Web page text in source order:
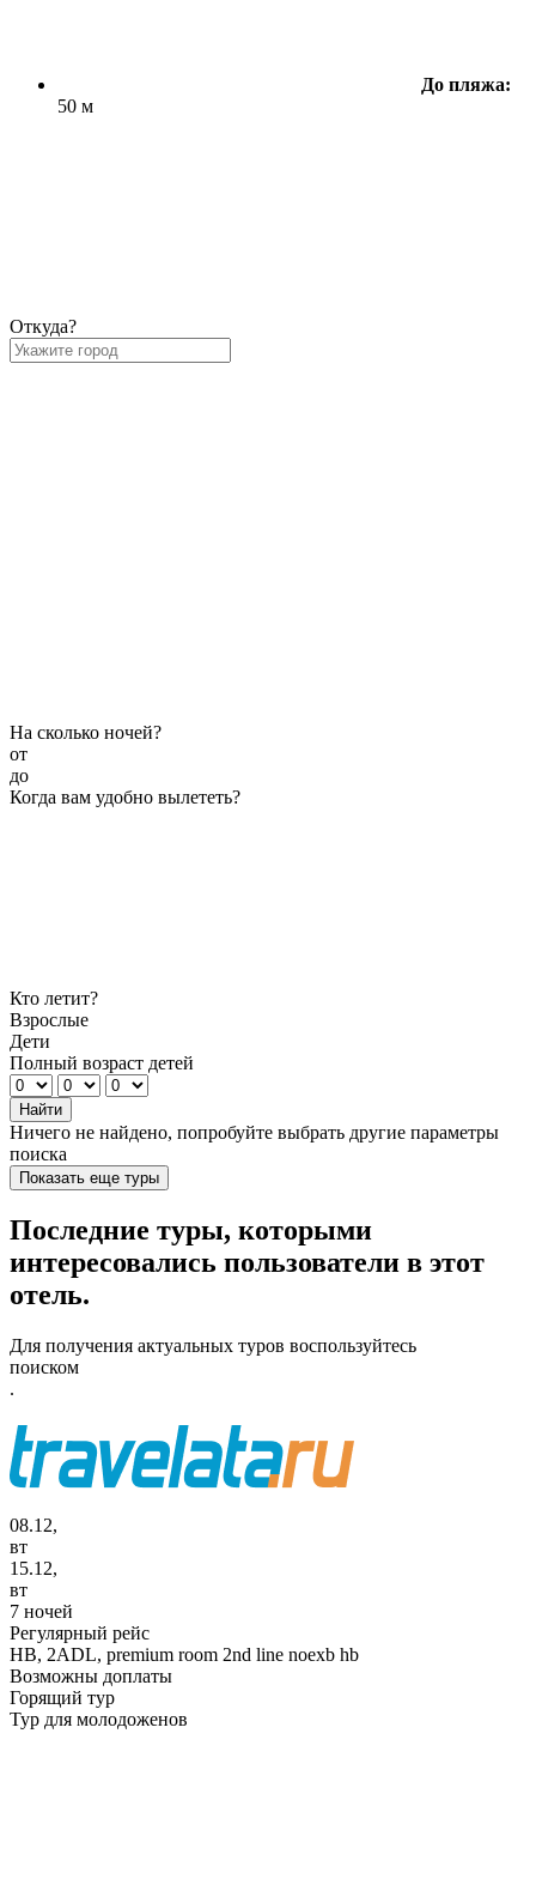
До пляжа:
50 м
Откуда?
На сколько ночей?
от
до
Когда вам удобно вылететь?
Кто летит?
Взрослые
Дети
Полный возраст детей
Найти
Ничего не найдено, попробуйте выбрать другие параметры
поиска
Показать еще туры
Последние туры, которыми
интересовались пользователи в этот
отель.
Для получения актуальных туров воспользуйтесь
поиском
.
08.12,
вт
15.12,
вт
7 ночей
Регулярный рейс
HB, 2ADL, premium room 2nd line noexb hb
Возможны доплаты
Горящий тур
Тур для молодоженов